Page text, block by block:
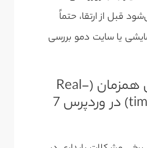
قبل از ارتقا، حتماً
یا سایت دمو بررسی
آیا قابلیت ویرایش همزمان (Real-
time Collaboration) در وردپرس 7